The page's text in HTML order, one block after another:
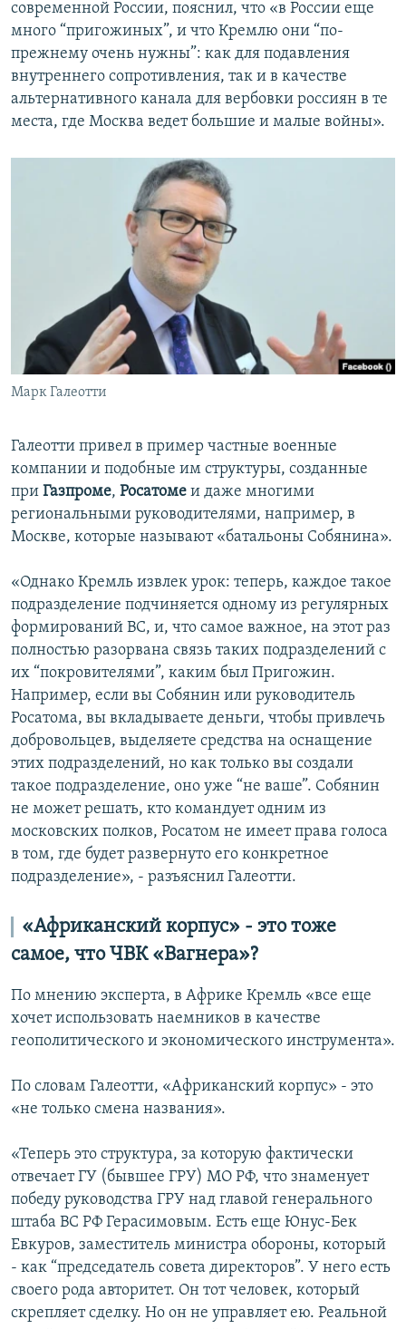
современной России, пояснил, что «в России еще
много “пригожиных”, и что Кремлю они “по-
прежнему очень нужны”: как для подавления
внутреннего сопротивления, так и в качестве
альтернативного канала для вербовки россиян в те
места, где Москва ведет большие и малые войны».
Марк Галеотти
Галеотти привел в пример частные военные
компании и подобные им структуры, созданные
при Газпроме, Росатоме и даже многими
региональными руководителями, например, в
Москве, которые называют «батальоны Собянина».
«Однако Кремль извлек урок: теперь, каждое такое
подразделение подчиняется одному из регулярных
формирований ВС, и, что самое важное, на этот раз
полностью разорвана связь таких подразделений с
их “покровителями”, каким был Пригожин.
Например, если вы Собянин или руководитель
Росатома, вы вкладываете деньги, чтобы привлечь
добровольцев, выделяете средства на оснащение
этих подразделений, но как только вы создали
такое подразделение, оно уже “не ваше”. Собянин
не может решать, кто командует одним из
московских полков, Росатом не имеет права голоса
в том, где будет развернуто его конкретное
подразделение», - разъяснил Галеотти.
«Африканский корпус» - это тоже
самое, что ЧВК «Вагнера»?
По мнению эксперта, в Африке Кремль «все еще
хочет использовать наемников в качестве
геополитического и экономического инструмента».
По словам Галеотти, «Африканский корпус» - это
«не только смена названия».
«Теперь это структура, за которую фактически
отвечает ГУ (бывшее ГРУ) МО РФ, что знаменует
победу руководства ГРУ над главой генерального
штаба ВС РФ Герасимовым. Есть еще Юнус-Бек
Евкуров, заместитель министра обороны, который
- как “председатель совета директоров”. У него есть
своего рода авторитет. Он тот человек, который
скрепляет сделку. Но он не управляет ею. Реальной